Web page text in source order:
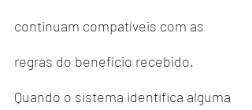
continuam compatíveis com as
regras do benefício recebido.
Quando o sistema identifica alguma